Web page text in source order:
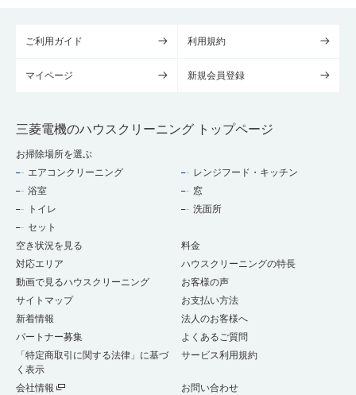
ご利用ガイド 利用規約
マイページ 新規会員登録
三菱電機のハウスクリーニング トップページ
お掃除場所を選ぶ
エアコンクリーニング
レンジフード・キッチン
浴室
窓
トイレ
洗面所
セット
空き状況を見る
料金
対応エリア
ハウスクリーニングの特長
動画で見るハウスクリーニング
お客様の声
サイトマップ
お支払い方法
新着情報
法人のお客様へ
パートナー募集
よくあるご質問
「特定商取引に関する法律」に基づ
く表示
サービス利用規約
会社情報 お問い合わせ